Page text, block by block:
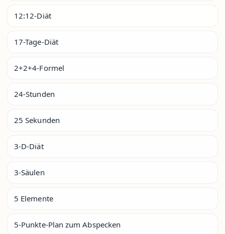
12:12-Diät
17-Tage-Diät
2+2+4-Formel
24-Stunden
25 Sekunden
3-D-Diät
3-Säulen
5 Elemente
5-Punkte-Plan zum Abspecken